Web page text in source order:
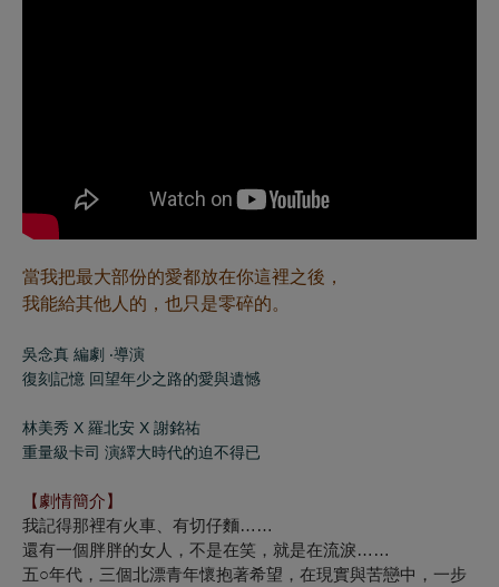
當我把最大部份的愛都放在你這裡之後，
我能給其他人的，也只是零碎的。
吳念真 編劇 ‧導演
復刻記憶 回望年少之路的愛與遺憾
林美秀 X 羅北安 X 謝銘祐
重量級卡司 演繹大時代的迫不得已
【劇情簡介】
我記得那裡有火車、有切仔麵……
還有一個胖胖的女人，不是在笑，就是在流淚……
五○年代，三個北漂青年懷抱著希望，在現實與苦戀中，一步